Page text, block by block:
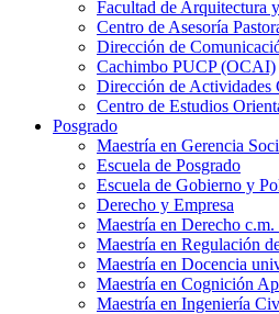
Facultad de Arquitectura
Centro de Asesoría
Dirección de
Cachimbo PUCP (OCAI)
Dirección de Actividades
Centro de Estudios
Posgrado
Maestría en Gerencia
Escuela de Posgrado
Escuela de Gobierno y
Derecho y Empresa
Maestría en Derecho
Maestría en Regulación
Maestría en Docencia
Maestría en Cognición
Maestría en Ingeniería